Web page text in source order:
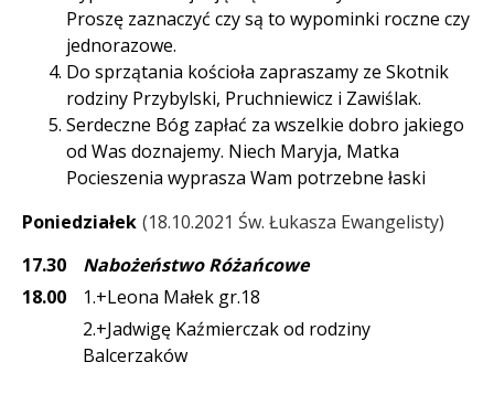
Proszę zaznaczyć czy są to wypominki roczne czy
jednorazowe.
Do sprzątania kościoła zapraszamy ze Skotnik
rodziny Przybylski, Pruchniewicz i Zawiślak.
Serdeczne Bóg zapłać za wszelkie dobro jakiego
od Was doznajemy. Niech Maryja, Matka
Pocieszenia wyprasza Wam potrzebne łaski
Poniedziałek 18.10.2021 Św. Łukasza Ewangelisty
17.30
Nabożeństwo Różańcowe
18.00
1.+Leona Małek gr.18
2.+Jadwigę Kaźmierczak od rodziny
Balcerzaków